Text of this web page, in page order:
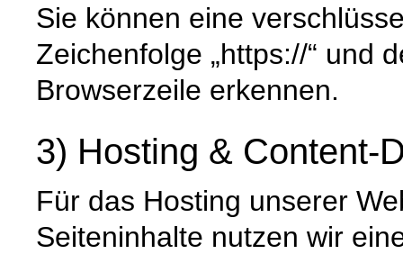
Sie können eine
Zeichenfolge „https://“ und
Browserzeile erkennen.
3) Hosting & Content-
Für das Hosting unserer
Seiteninhalte nutzen wir